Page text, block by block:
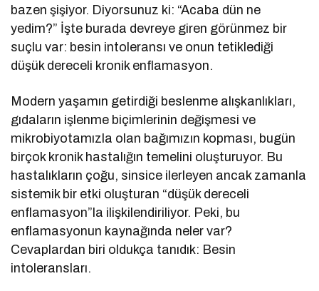
bazen şişiyor. Diyorsunuz ki: “Acaba dün ne
yedim?” İşte burada devreye giren görünmez bir
suçlu var: besin intoleransı ve onun tetiklediği
düşük dereceli kronik enflamasyon.
Modern yaşamın getirdiği beslenme alışkanlıkları,
gıdaların işlenme biçimlerinin değişmesi ve
mikrobiyotamızla olan bağımızın kopması, bugün
birçok kronik hastalığın temelini oluşturuyor. Bu
hastalıkların çoğu, sinsice ilerleyen ancak zamanla
sistemik bir etki oluşturan “düşük dereceli
enflamasyon”la ilişkilendiriliyor. Peki, bu
enflamasyonun kaynağında neler var?
Cevaplardan biri oldukça tanıdık: Besin
intoleransları.